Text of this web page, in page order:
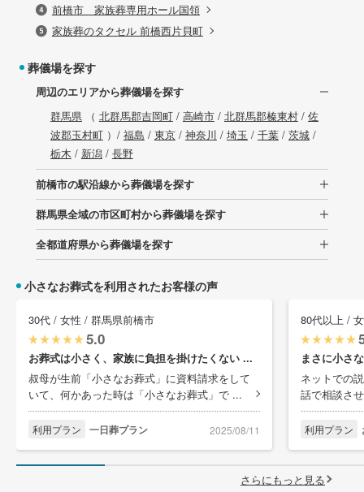
前橋市 家族葬専用ホール国領
家族葬のタクセル 前橋西片貝町
葬儀場を探す
周辺のエリアから葬儀場を探す
群馬県 （ 北群馬郡吉岡町/ 高崎市/ 北群馬郡榛東村/ 佐
波郡玉村町）/ 福島 / 東京/ 神奈川 / 埼玉 / 千葉/ 茨城/
栃木 / 新潟/ 長野
前橋市の駅沿線から葬儀場を探す
群馬県全域の市区町村から葬儀場を探す
全都道府県から葬儀場を探す
小さなお葬式を利用されたお客様の声
30代 / 女性 / 群馬県前橋市
5.0
お葬式は小さく、家族に負担を掛けたくない ...
叔母が生前「小さなお葬式」に資料請求をして
いて、何かあった時は「小さなお葬式」で ...
利用プラン 一日葬プラン 2025/08/11
80代以上 /
まさに小さ
ネットでの
話で相談さ
利用プラン
さらにもっと見る